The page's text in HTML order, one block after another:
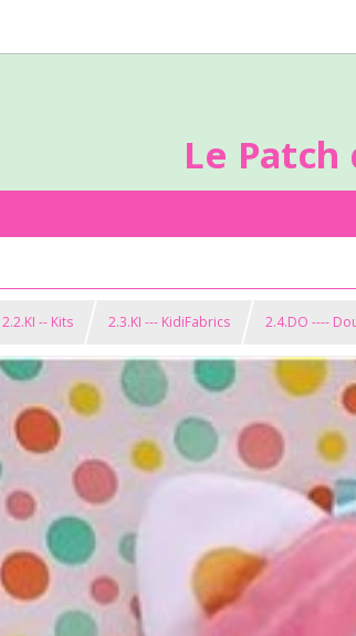
Le Patch
2.2.KI -- Kits 2.3.KI --- KidiFabrics 2.4.DO ----